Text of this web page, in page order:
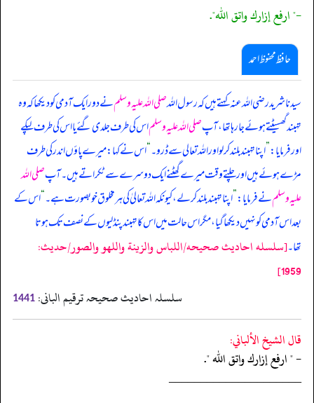
-" ارفع إزارك واتق الله".
حافظ محفوظ احمد
سیدنا شرید رضی اللہ عنہ کہتے ہیں کہ رسول اللہصلی اللہ علیہ وسلمنے دور ایک آدمی کو دیکھا کہ وہ
تہبند گھسیٹتے ہوئے جا رہا تھا، آپصلی اللہ علیہ وسلماس کی طرف جلدی گئے یا اس کی طرف لپکے
اور فرمایا:”اپنا تہبند بلند کر لو اور اللہ تعالی سے ڈرو۔“اس نے کہا: میرے پاؤں اندر کی طرف
مڑے ہوئے ہیں اور چلتے وقت میرے گھٹنے ایک دوسرے سے ٹکراتے ہیں۔ آپصلی اللہ
علیہ وسلمنے فرمایا:”اپنا تہبند بلند کر لے، کیونکہ اللہ تعالیٰ کی ہر مخلوق خوبصورت ہے۔“اس کے
بعد اس آدمی کو نہیں دیکھا گیا، مگر اس حالت میں اس کا تہبند پنڈلیوں کے نصف تک ہوتا
تھا۔[سلسله احاديث صحيحه/اللباس والزينة واللهو والصور/حدیث:
1959]
سلسلہ احادیث صحیحہ ترقیم البانی: 1441
قال الشيخ الألباني:
- " ارفع إزارك واتق الله ".
‏‏‏‏_____________________